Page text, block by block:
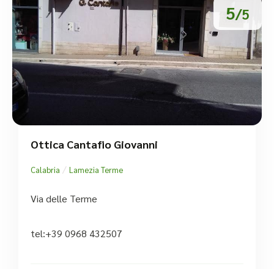
5/5
Ottica Cantafio Giovanni
Calabria / Lamezia Terme
Via delle Terme
tel:+39 0968 432507